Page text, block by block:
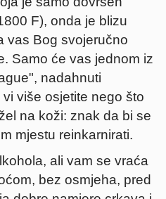
F), onda je blizu
vas Bog svojeručno
Samo će vas jednom iz
nadahnuti
više osjetite nego što
na koži: znak da bi se
mjestu reinkarnirati.
ali vam se vraća
bez osmjeha, pred